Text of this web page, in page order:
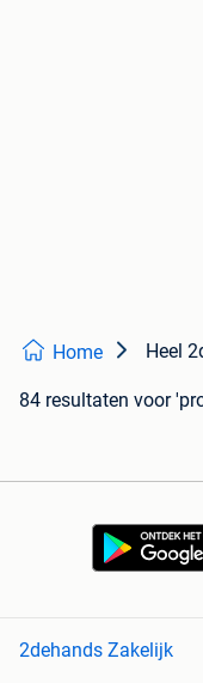
Home Heel
84 resultaten voor
2dehands Zakelijk